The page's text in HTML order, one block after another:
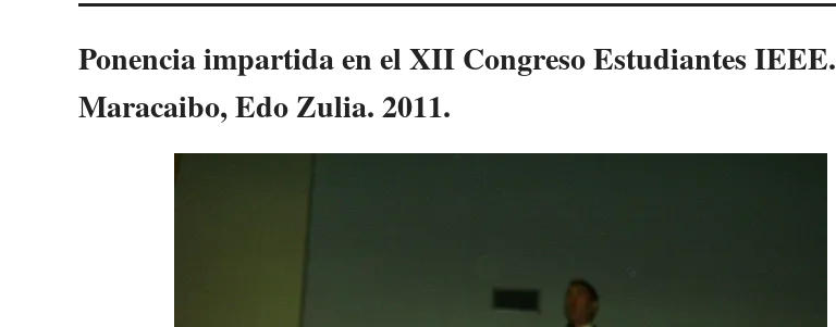
Ponencia impartida en el XII Congreso Estudiantes IEEE.
Maracaibo, Edo Zulia. 2011.